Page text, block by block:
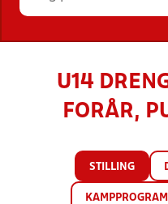
U14
FORÅR,
STILLING
KAMPPROGRAM